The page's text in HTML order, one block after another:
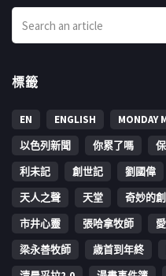
標籤
EN ENGLISH MONDAY
以色列新聞
你累了嗎
利未記
創世記 劉國偉
天人之聲
天堂 奇妙的
市井心靈
張哈拿牧師
梁永善牧師
歳首到年終